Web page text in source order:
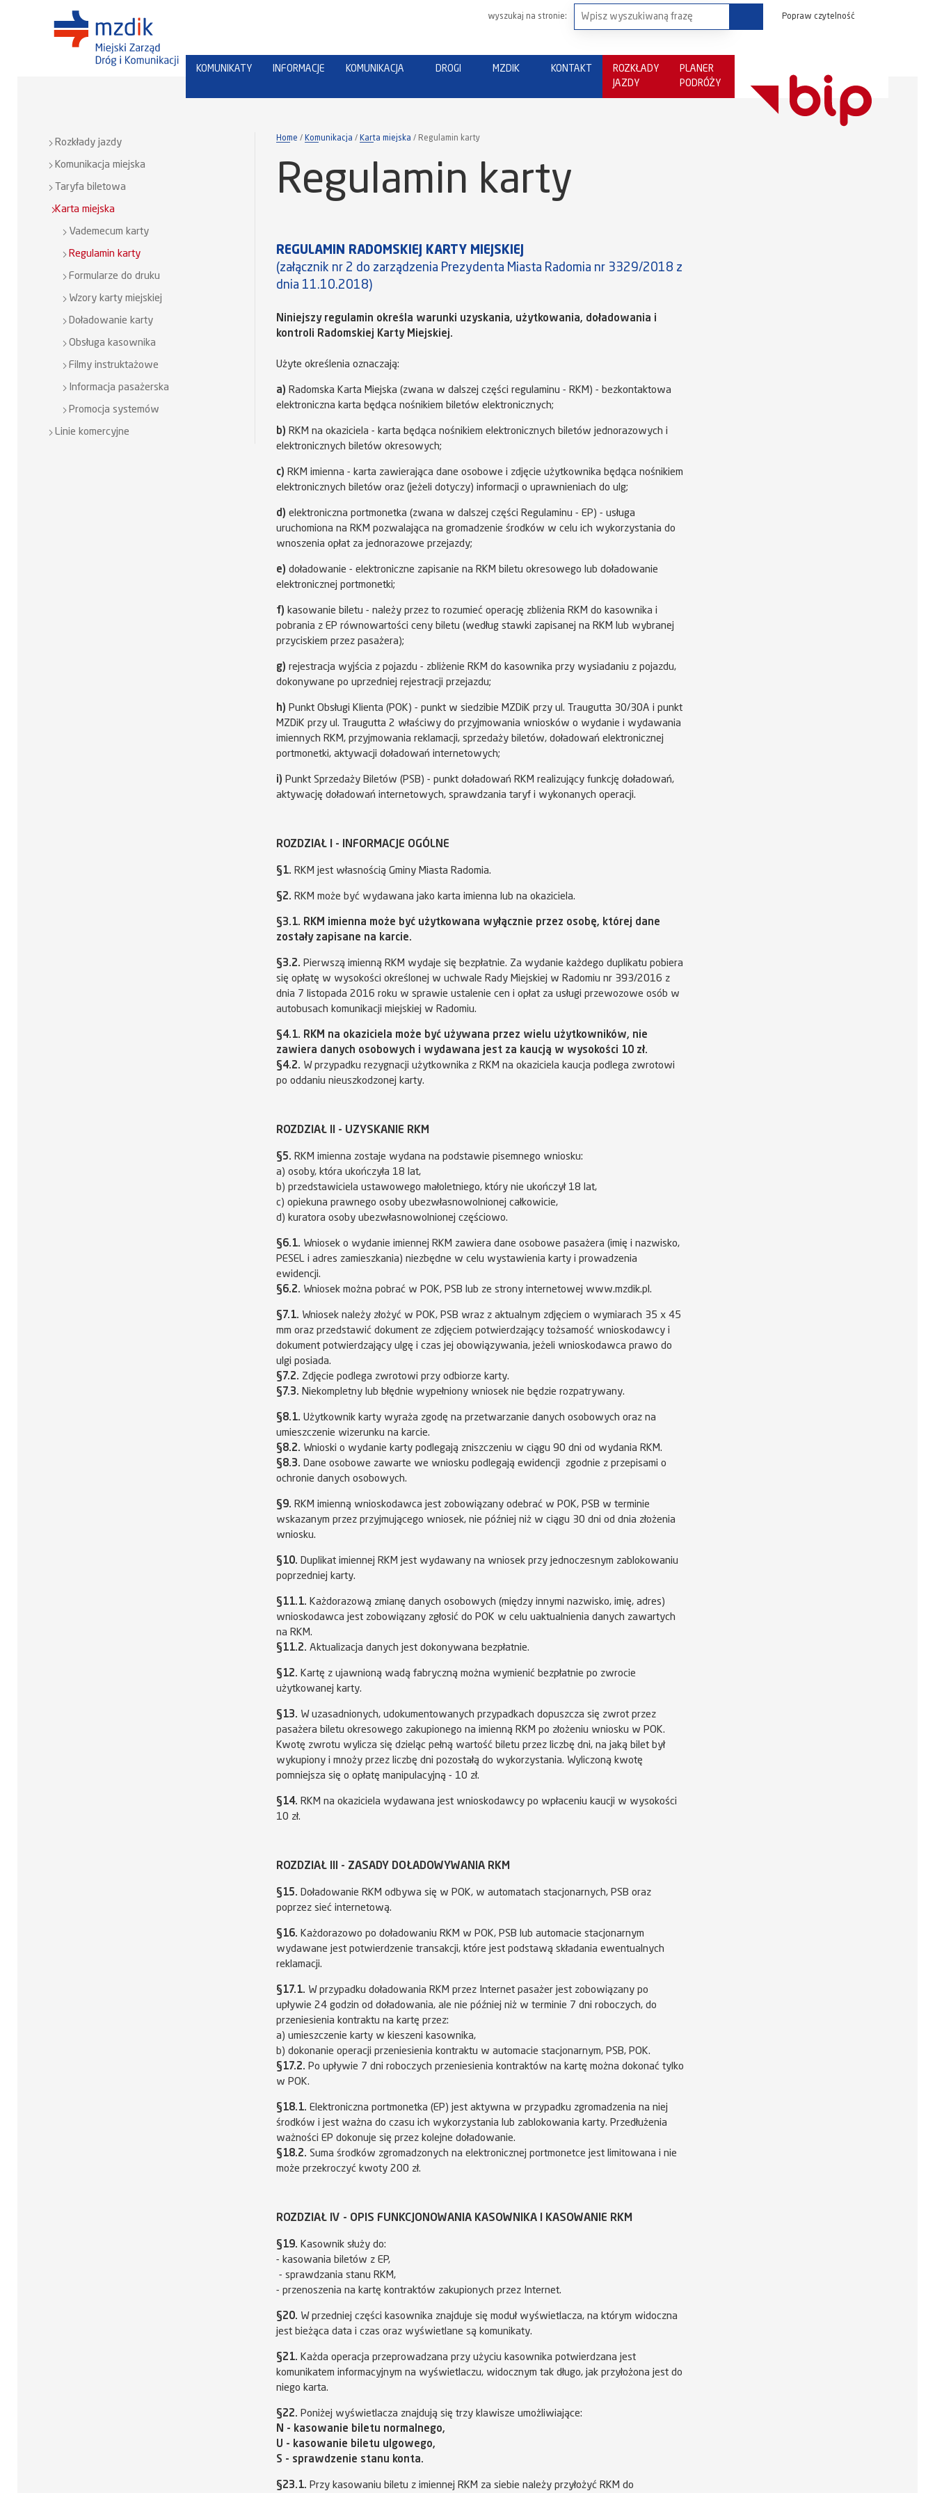
Popraw czytelność
KOMUNIKATY INFORMACJE KOMUNIKACJA DROGI MZDIK KONTAKT
ROZKŁADY
JAZDY
PLANER
PODRÓŻY
wyszukaj na stronie:
Home Komunikacja Karta miejska Regulamin karty
Regulamin karty
REGULAMIN RADOMSKIEJ KARTY MIEJSKIEJ
(załącznik nr 2 do zarządzenia Prezydenta Miasta Radomia nr 3329/2018 z
dnia 11.10.2018)
Niniejszy regulamin określa warunki uzyskania, użytkowania, doładowania i
kontroli Radomskiej Karty Miejskiej.
Użyte określenia oznaczają:
a) Radomska Karta Miejska (zwana w dalszej części regulaminu - RKM) - bezkontaktowa
elektroniczna karta będąca nośnikiem biletów elektronicznych;
b) RKM na okaziciela - karta będąca nośnikiem elektronicznych biletów jednorazowych i
elektronicznych biletów okresowych;
c) RKM imienna - karta zawierająca dane osobowe i zdjęcie użytkownika będąca nośnikiem
elektronicznych biletów oraz (jeżeli dotyczy) informacji o uprawnieniach do ulg;
d) elektroniczna portmonetka (zwana w dalszej części Regulaminu - EP) - usługa
uruchomiona na RKM pozwalająca na gromadzenie środków w celu ich wykorzystania do
wnoszenia opłat za jednorazowe przejazdy;
e) doładowanie - elektroniczne zapisanie na RKM biletu okresowego lub doładowanie
elektronicznej portmonetki;
f) kasowanie biletu - należy przez to rozumieć operację zbliżenia RKM do kasownika i
pobrania z EP równowartości ceny biletu (według stawki zapisanej na RKM lub wybranej
przyciskiem przez pasażera);
g) rejestracja wyjścia z pojazdu - zbliżenie RKM do kasownika przy wysiadaniu z pojazdu,
dokonywane po uprzedniej rejestracji przejazdu;
h) Punkt Obsługi Klienta (POK) - punkt w siedzibie MZDiK przy ul. Traugutta 30/30A i punkt
MZDiK przy ul. Traugutta 2 właściwy do przyjmowania wniosków o wydanie i wydawania
imiennych RKM, przyjmowania reklamacji, sprzedaży biletów, doładowań elektronicznej
portmonetki, aktywacji doładowań internetowych;
i) Punkt Sprzedaży Biletów (PSB) - punkt doładowań RKM realizujący funkcję doładowań,
aktywację doładowań internetowych, sprawdzania taryf i wykonanych operacji.
ROZDZIAŁ I - INFORMACJE OGÓLNE
§1. RKM jest własnością Gminy Miasta Radomia.
§2. RKM może być wydawana jako karta imienna lub na okaziciela.
§3.1. RKM imienna może być użytkowana wyłącznie przez osobę, której dane
zostały zapisane na karcie.
§3.2. Pierwszą imienną RKM wydaje się bezpłatnie. Za wydanie każdego duplikatu pobiera
się opłatę w wysokości określonej w uchwale Rady Miejskiej w Radomiu nr 393/2016 z
dnia 7 listopada 2016 roku w sprawie ustalenie cen i opłat za usługi przewozowe osób w
autobusach komunikacji miejskiej w Radomiu.
§4.1. RKM na okaziciela może być używana przez wielu użytkowników, nie
zawiera danych osobowych i wydawana jest za kaucją w wysokości 10 zł.
§4.2. W przypadku rezygnacji użytkownika z RKM na okaziciela kaucja podlega zwrotowi
po oddaniu nieuszkodzonej karty.
ROZDZIAŁ II - UZYSKANIE RKM
§5. RKM imienna zostaje wydana na podstawie pisemnego wniosku:
a) osoby, która ukończyła 18 lat,
b) przedstawiciela ustawowego małoletniego, który nie ukończył 18 lat,
c) opiekuna prawnego osoby ubezwłasnowolnionej całkowicie,
d) kuratora osoby ubezwłasnowolnionej częściowo.
§6.1. Wniosek o wydanie imiennej RKM zawiera dane osobowe pasażera (imię i nazwisko,
PESEL i adres zamieszkania) niezbędne w celu wystawienia karty i prowadzenia
ewidencji.
§6.2. Wniosek można pobrać w POK, PSB lub ze strony internetowej www.mzdik.pl.
§7.1. Wniosek należy złożyć w POK, PSB wraz z aktualnym zdjęciem o wymiarach 35 x 45
mm oraz przedstawić dokument ze zdjęciem potwierdzający tożsamość wnioskodawcy i
dokument potwierdzający ulgę i czas jej obowiązywania, jeżeli wnioskodawca prawo do
ulgi posiada.
§7.2. Zdjęcie podlega zwrotowi przy odbiorze karty.
§7.3. Niekompletny lub błędnie wypełniony wniosek nie będzie rozpatrywany.
§8.1. Użytkownik karty wyraża zgodę na przetwarzanie danych osobowych oraz na
umieszczenie wizerunku na karcie.
§8.2. Wnioski o wydanie karty podlegają zniszczeniu w ciągu 90 dni od wydania RKM.
§8.3. Dane osobowe zawarte we wniosku podlegają ewidencji zgodnie z przepisami o
ochronie danych osobowych.
§9. RKM imienną wnioskodawca jest zobowiązany odebrać w POK, PSB w terminie
wskazanym przez przyjmującego wniosek, nie później niż w ciągu 30 dni od dnia złożenia
wniosku.
§10. Duplikat imiennej RKM jest wydawany na wniosek przy jednoczesnym zablokowaniu
poprzedniej karty.
§11.1. Każdorazową zmianę danych osobowych (między innymi nazwisko, imię, adres)
wnioskodawca jest zobowiązany zgłosić do POK w celu uaktualnienia danych zawartych
na RKM.
§11.2. Aktualizacja danych jest dokonywana bezpłatnie.
§12. Kartę z ujawnioną wadą fabryczną można wymienić bezpłatnie po zwrocie
użytkowanej karty.
§13. W uzasadnionych, udokumentowanych przypadkach dopuszcza się zwrot przez
pasażera biletu okresowego zakupionego na imienną RKM po złożeniu wniosku w POK.
Kwotę zwrotu wylicza się dzieląc pełną wartość biletu przez liczbę dni, na jaką bilet był
wykupiony i mnoży przez liczbę dni pozostałą do wykorzystania. Wyliczoną kwotę
pomniejsza się o opłatę manipulacyjną - 10 zł.
§14. RKM na okaziciela wydawana jest wnioskodawcy po wpłaceniu kaucji w wysokości
10 zł.
ROZDZIAŁ III - ZASADY DOŁADOWYWANIA RKM
§15. Doładowanie RKM odbywa się w POK, w automatach stacjonarnych, PSB oraz
poprzez sieć internetową.
§16. Każdorazowo po doładowaniu RKM w POK, PSB lub automacie stacjonarnym
wydawane jest potwierdzenie transakcji, które jest podstawą składania ewentualnych
reklamacji.
§17.1. W przypadku doładowania RKM przez Internet pasażer jest zobowiązany po
upływie 24 godzin od doładowania, ale nie później niż w terminie 7 dni roboczych, do
przeniesienia kontraktu na kartę przez:
a) umieszczenie karty w kieszeni kasownika,
b) dokonanie operacji przeniesienia kontraktu w automacie stacjonarnym, PSB, POK.
§17.2. Po upływie 7 dni roboczych przeniesienia kontraktów na kartę można dokonać tylko
w POK.
§18.1. Elektroniczna portmonetka (EP) jest aktywna w przypadku zgromadzenia na niej
środków i jest ważna do czasu ich wykorzystania lub zablokowania karty. Przedłużenia
ważności EP dokonuje się przez kolejne doładowanie.
§18.2. Suma środków zgromadzonych na elektronicznej portmonetce jest limitowana i nie
może przekroczyć kwoty 200 zł.
ROZDZIAŁ IV - OPIS FUNKCJONOWANIA KASOWNIKA I KASOWANIE RKM
§19. Kasownik służy do:
- kasowania biletów z EP,
- sprawdzania stanu RKM,
- przenoszenia na kartę kontraktów zakupionych przez Internet.
§20. W przedniej części kasownika znajduje się moduł wyświetlacza, na którym widoczna
jest bieżąca data i czas oraz wyświetlane są komunikaty.
§21. Każda operacja przeprowadzana przy użyciu kasownika potwierdzana jest
komunikatem informacyjnym na wyświetlaczu, widocznym tak długo, jak przyłożona jest do
niego karta.
§22. Poniżej wyświetlacza znajdują się trzy klawisze umożliwiające:
N - kasowanie biletu normalnego,
U - kasowanie biletu ulgowego,
S - sprawdzenie stanu konta.
§23.1. Przy kasowaniu biletu z imiennej RKM za siebie należy przyłożyć RKM do
Rozkłady jazdy
Komunikacja miejska
Taryfa biletowa
Karta miejska
Vademecum karty
Regulamin karty
Formularze do druku
Wzory karty miejskiej
Doładowanie karty
Obsługa kasownika
Filmy instruktażowe
Informacja pasażerska
Promocja systemów
Linie komercyjne